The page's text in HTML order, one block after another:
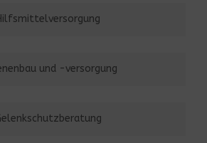
und -versorgung